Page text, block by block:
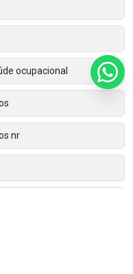
ocupacional
nr